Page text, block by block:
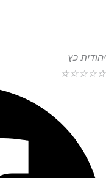
יהודית כץ
☆
☆
☆
☆
☆